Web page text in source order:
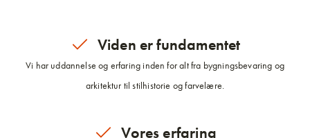
Viden er fundamentet
Vi har uddannelse og erfaring inden for alt fra bygningsbevaring og
arkitektur til stilhistorie og farvelære.
Vores erfaring